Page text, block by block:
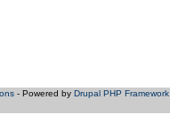
- Powered by Drupal PHP Framework